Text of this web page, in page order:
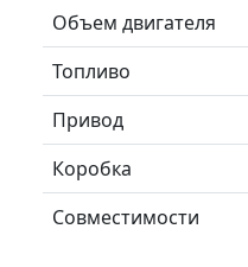
Объем двигателя
Топливо
Привод
Коробка
Совместимости